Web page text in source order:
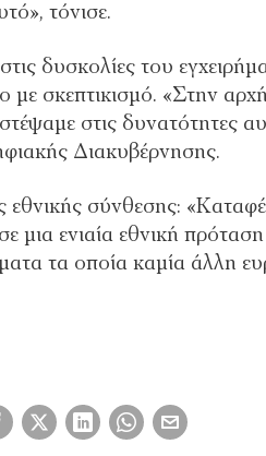
τόνισε.
δυσκολίες του
με σκεπτικισμό. «Στην
στις δυνατότητες
Διακυβέρνησης.
εθνικής σύνθεσης:
μια ενιαία εθνική
τα οποία καμία άλλη